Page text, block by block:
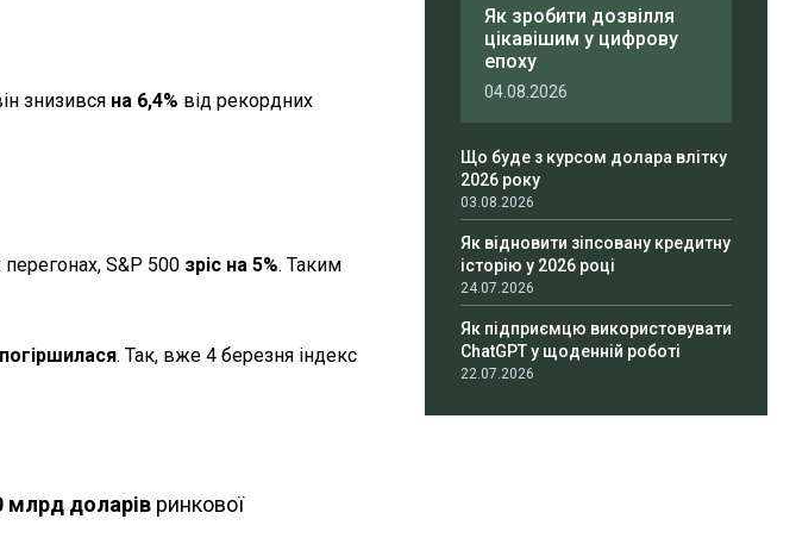
знизився на 6,4% від рекордних
S&P 500 зріс на 5%. Таким
. Так, вже 4 березня індекс
млрд доларів ринкової
Як зробити дозвілля
цікавішим у цифрову
епоху
04.08.2026
Що буде з курсом долара влітку
2026 року
03.08.2026
Як відновити зіпсовану кредитну
історію у 2026 році
24.07.2026
Як підприємцю використовувати
ChatGPT у щоденній роботі
22.07.2026